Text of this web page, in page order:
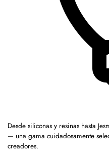
Desde siliconas y resinas hasta
— una gama cuidadosamente
creadores.